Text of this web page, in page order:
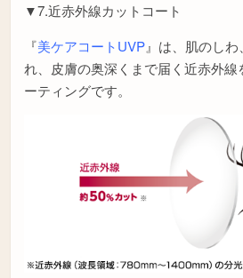
▼7.近赤外線カットコート
『美ケアコートUVP』は、肌のし
れ、皮膚の奥深くまで届く近赤外線
ーティングです。